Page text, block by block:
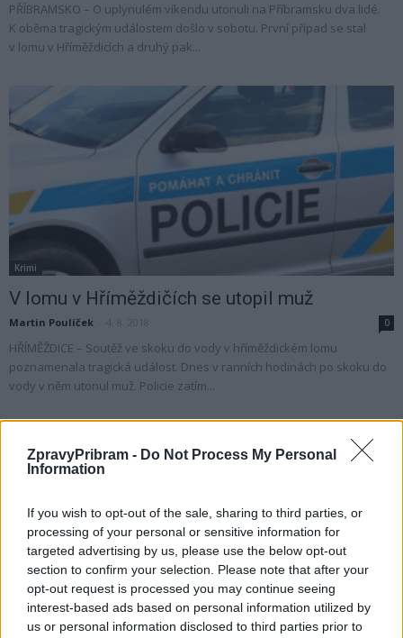
ZpravyPribram - Do Not Process My Personal
Information
If you wish to opt-out of the sale, sharing to third parties, or
processing of your personal or sensitive information for
targeted advertising by us, please use the below opt-out
section to confirm your selection. Please note that after your
opt-out request is processed you may continue seeing
interest-based ads based on personal information utilized by
us or personal information disclosed to third parties prior to
PŘÍBRAMSKO – O uplynulém víkendu utonuli na Příbramsku dva lidé.
K oběma tragickým událostem došlo v sobotu. První případ se stal
v lomu v Hříměždicích a druhý pak...
Krimi
V lomu v Hříměždičích se utopil muž
Martin Poulíček 0
HŘÍMĚŽDICE – Soutěž ve skoku do vody v hříměždickém lomu
poznamenala tragická událost. Dnes v ranních hodinách po skoku do
vody v něm utonul muž. Policie zatím...
Sedlčansko